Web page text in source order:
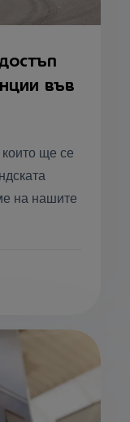
във
ще се
на нашите